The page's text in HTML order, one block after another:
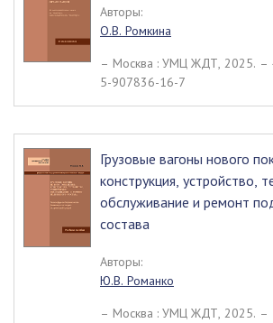
Авторы:
О.В. Ромкина
– Москва : УМЦ ЖДТ, 2025. –
5-907836-16-7
Грузовые вагоны нового
конструкция, устройство,
обслуживание и ремонт
состава
Авторы:
Ю.В. Романко
– Москва : УМЦ ЖДТ, 2025. –